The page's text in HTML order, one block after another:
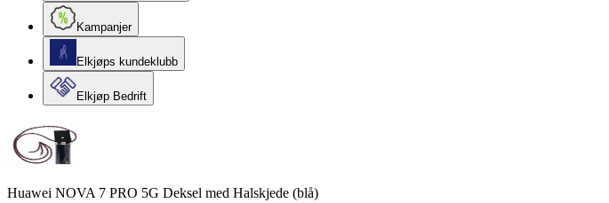
Kampanjer
Elkjøps kundeklubb
Elkjøp Bedrift
Huawei NOVA 7 PRO 5G Deksel med Halskjede (blå)